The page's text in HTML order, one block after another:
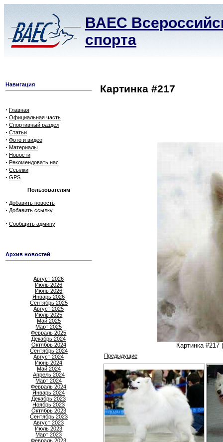
ВАЕС
спорта
Навигация
· Главная
· Официальная часть
· Спортивный раздел
· Статьи
· Фото и видео
· Материалы
· Новости
· Рекомендовать нас
· Ссылки
· GPS
Пользователям
· Добавить новость
· Добавить ссылку
· Сообщить админу
Архив новостей
Август 2026
Июль 2026
Июнь 2026
Январь 2026
Сентябрь 2025
Август 2025
Июль 2025
Май 2025
Март 2025
Февраль 2025
Декабрь 2024
Октябрь 2024
Сентябрь 2024
Август 2024
Июнь 2024
Май 2024
Апрель 2024
Март 2024
Февраль 2024
Январь 2024
Декабрь 2023
Ноябрь 2023
Октябрь 2023
Сентябрь 2023
Август 2023
Июль 2023
Март 2023
Февраль 2023
Картинка #217
Картинка
Предыдущие